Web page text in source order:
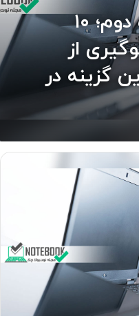
خرید لپ تاپ دست دوم؛ ۱۰
از
گزینه در